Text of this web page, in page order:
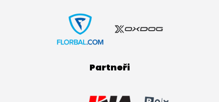
Partneři